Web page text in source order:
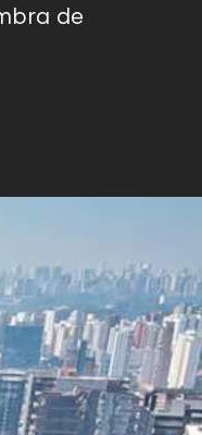
de